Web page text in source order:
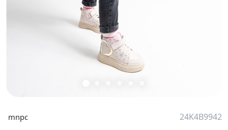
mnpc 24K4B9942